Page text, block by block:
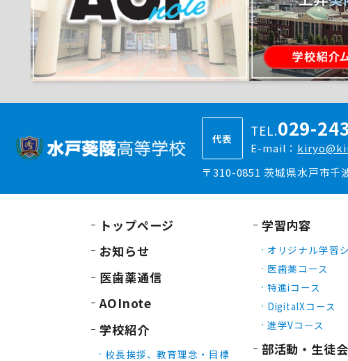
代表 TEL.029-
E-mail：
〒310-0851 茨城県水戸市千
トップページ
お知らせ
医歯薬通信
AOInote
学校紹介
校長挨拶、教育理念・目標
学習内容
オリジナル学習
医歯薬コース
特進iコース
DigitalXコース
進学Vコース
部活動・生徒会